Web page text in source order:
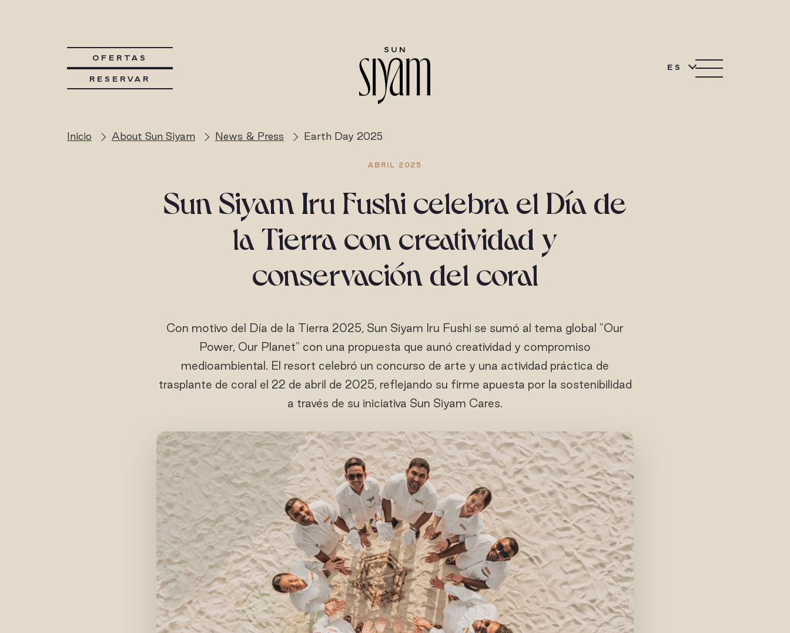
OFERTAS
RESERVAR
ES
Inicio About Sun Siyam News & Press Earth Day 2025
ABRIL 2025
Sun Siyam Iru Fushi celebra el Día de
la Tierra con creatividad y
conservación del coral
Con motivo del Día de la Tierra 2025, Sun Siyam Iru Fushi se sumó al tema global "Our
Power, Our Planet" con una propuesta que aunó creatividad y compromiso
medioambiental. El resort celebró un concurso de arte y una actividad práctica de
trasplante de coral el 22 de abril de 2025, reflejando su firme apuesta por la sostenibilidad
a través de su iniciativa Sun Siyam Cares.